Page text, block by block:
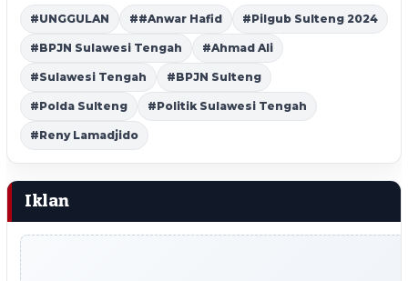
#UNGGULAN ##Anwar Hafid #Pilgub Sulteng 2024
#BPJN Sulawesi Tengah #Ahmad Ali
#Sulawesi Tengah #BPJN Sulteng
#Polda Sulteng #Politik Sulawesi Tengah
#Reny Lamadjido
Iklan